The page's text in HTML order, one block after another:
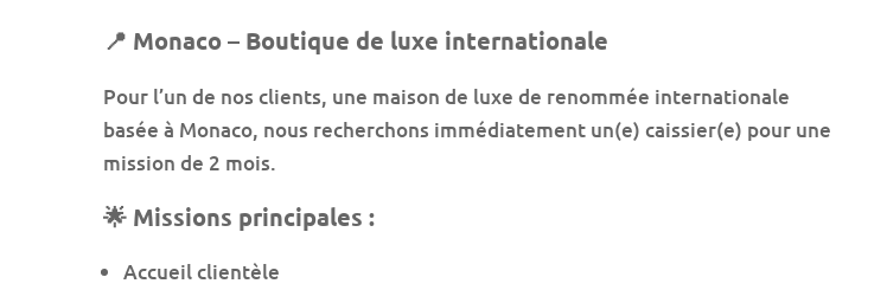
📍 Monaco – Boutique de luxe internationale
Pour l’un de nos clients, une maison de luxe de renommée internationale
basée à Monaco, nous recherchons immédiatement un(e) caissier(e) pour une
mission de 2 mois.
🌟 Missions principales :
Accueil clientèle